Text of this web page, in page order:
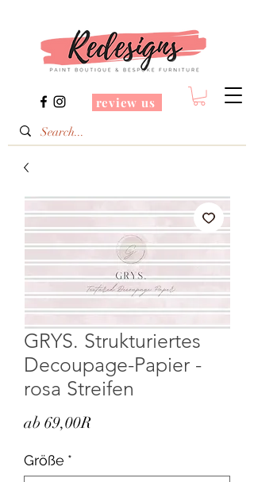
review us
GRYS. Strukturiertes
Decoupage-Papier -
rosa Streifen
ab 69,00RSale-
Größe *